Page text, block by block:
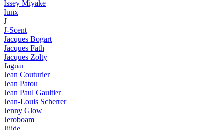
Issey Miyake
Iunx
J
J-Scent
Jacques Bogart
Jacques Fath
Jacques Zolty
Jaguar
Jean Couturier
Jean Patou
Jean Paul Gaultier
Jean-Louis Scherrer
Jenny Glow
Jeroboam
Jijide